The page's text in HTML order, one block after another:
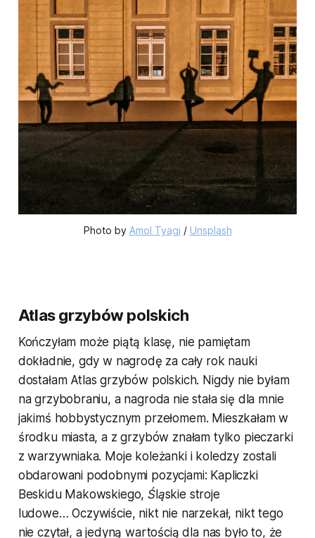
Photo by Amol Tyagi / Unsplash
Atlas grzybów polskich
Kończyłam może piątą klasę, nie pamiętam
dokładnie, gdy w nagrodę za cały rok nauki
dostałam Atlas grzybów polskich. Nigdy nie byłam
na grzybobraniu, a nagroda nie stała się dla mnie
jakimś hobbystycznym przełomem. Mieszkałam w
środku miasta, a z grzybów znałam tylko pieczarki
z warzywniaka. Moje koleżanki i koledzy zostali
obdarowani podobnymi pozycjami: Kapliczki
Beskidu Makowskiego,Śląskie stroje
ludowe… Oczywiście, nikt nie narzekał, nikt tego
nie czytał, a jedyną wartością dla nas było to, że